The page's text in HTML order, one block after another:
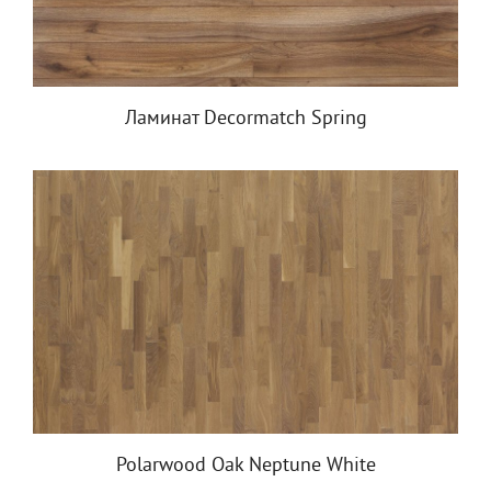
Ламинат Decormatch Spring
Polarwood Oak Neptune White